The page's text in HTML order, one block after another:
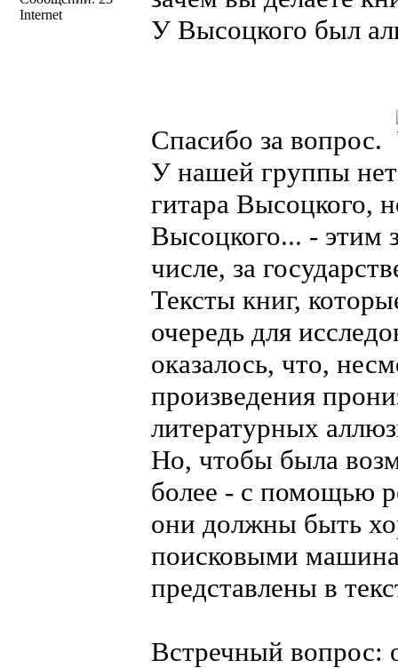
Internet
У Высоцкого был
Спасибо за вопрос.
У нашей группы
гитара Высоцкого,
Высоцкого... - этим
числе, за
Тексты книг,
очередь для
оказалось, что,
произведения
литературных
Но, чтобы была
более - с помощью
они должны быть
поисковыми
представлены в
Встречный вопрос: